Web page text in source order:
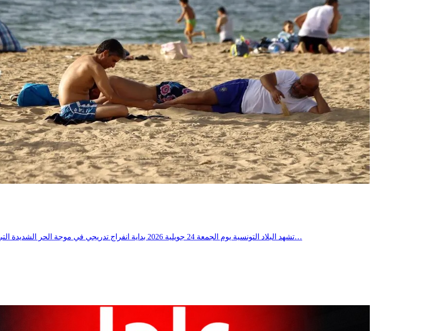
تشهد البلاد التونسية يوم الجمعة 24 جويلية 2026 بداية انفراج تدريجي في موجة الحر الشديدة التي مرت بها البلاد. وفقاً لبيانات المعهد الوطني للرصد الجوي، تصل رياح…